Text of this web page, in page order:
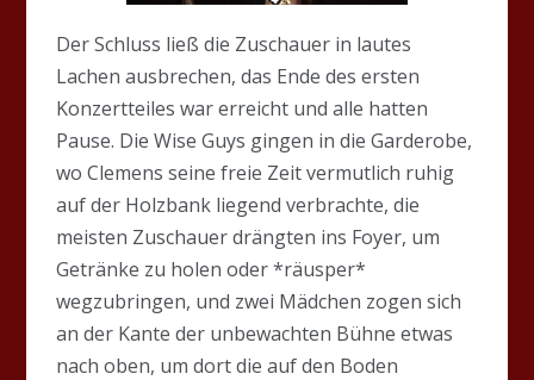
Der Schluss ließ die Zuschauer in lautes
Lachen ausbrechen, das Ende des ersten
Konzertteiles war erreicht und alle hatten
Pause. Die Wise Guys gingen in die Garderobe,
wo Clemens seine freie Zeit vermutlich ruhig
auf der Holzbank liegend verbrachte, die
meisten Zuschauer drängten ins Foyer, um
Getränke zu holen oder *räusper*
wegzubringen, und zwei Mädchen zogen sich
an der Kante der unbewachten Bühne etwas
nach oben, um dort die auf den Boden